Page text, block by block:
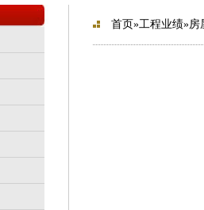
首页»工程业绩»房